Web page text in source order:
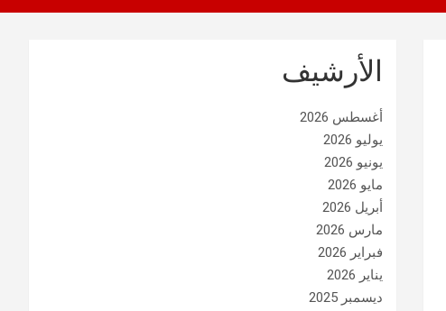
الأرشيف
أغسطس 2026
يوليو 2026
يونيو 2026
مايو 2026
أبريل 2026
مارس 2026
فبراير 2026
يناير 2026
ديسمبر 2025